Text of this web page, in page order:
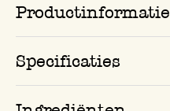
Productinformatie
Specificaties